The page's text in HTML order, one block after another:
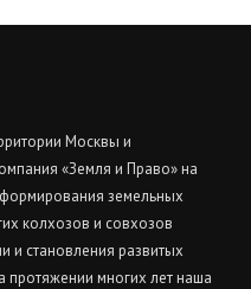
Москвы и
«Земля и Право» на
земельных
колхозов и совхозов
и становления развитых
многих лет наша